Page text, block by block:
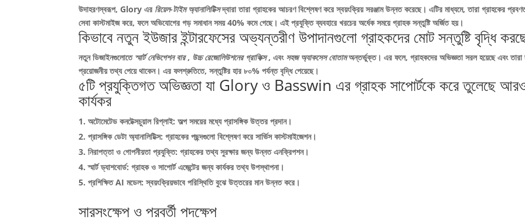
উদাহরণস্বরূপ, Glory এর রিয়েল-টাইম অ্যানালিটিক্সদ্বারা তারা গ্রাহকের আচরণ বিশ্লেষণ করে স্বয়ংক্রিয় সরঞ্জাম উন্নত করেছে। এটির মাধ্যমে, তারা গ্রাহকের
সেবা কাস্টমাইজ করে, ফলে অভিযোগের গড় সমাধান সময়40%কমে গেছে। এই প্রযুক্তি ব্যবহারে খরচের অর্ধেক সময়ে গ্রাহক সন্তুষ্টি অর্জিত হয়।
কিভাবে নতুন ইউজার ইন্টারফেসের অভ্যন্তরীণ উপাদানগুলো গ্রাহকদের মোট সন্তুষ্টি বৃদ্ধি
নতুন ডিজাইনগুলোতে স্মার্ট নেভিগেশন বার, উচ্চ রেজোলিউশনের গ্রাফিক্স, এবং সহজ অ্যাকসেস বোতামঅন্তর্ভুক্ত। এর ফলে, গ্রাহকদের অভিজ্ঞতা সরল হয়েছে এবং
প্রয়োজনীয় তথ্য পেয়ে থাকেন। এর ফলশ্রুতিতে,সন্তুষ্টির হার ৮০%পর্যন্ত বৃদ্ধি পেয়েছে।
৫টি প্রযুক্তিগত অভিজ্ঞতা যা Glory ও Basswin এর গ্রাহক সাপোর্টকে করে তুলেছে
কার্যকর
অটোমেটেড কনটেক্সচুয়াল রিপ্লাই:অল্প সময়ের মধ্যে প্রাসঙ্গিক উত্তর প্রদান।
প্রাসঙ্গিক ডেটা অ্যানালিটিক্স:গ্রাহকের পছন্দগুলো বিশ্লেষণ করে সার্ভিস কাস্টমাইজেশন।
নিরাপত্তা ও গোপনীয়তা প্রযুক্তি:গ্রাহকের তথ্য সুরক্ষার জন্য উন্নত এনক্রিপশন।
স্মার্ট ড্যাশবোর্ড:গ্রাহক ও সাপোর্ট এজেন্টের জন্য কার্যকর তথ্য উপস্থাপনা।
প্রশিক্ষিত AI মডেল:স্বয়ংক্রিয়ভাবে পরিস্থিতি বুঝে উত্তরের মান উন্নত করে।
সারসংক্ষেপ ও পরবর্তী পদক্ষেপ